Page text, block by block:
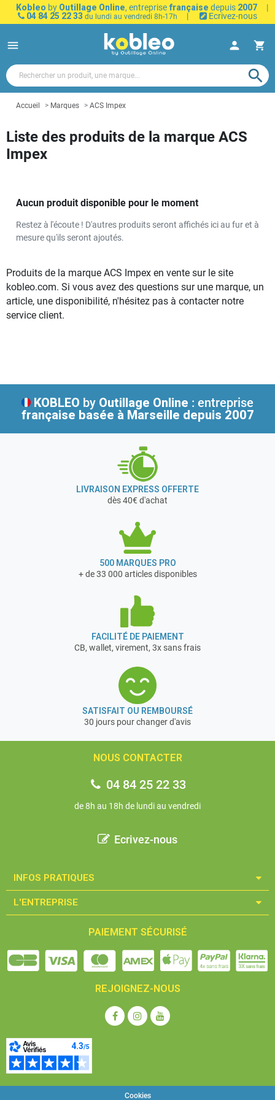
Kobleo by Outillage Online, entreprise française depuis 2007
|
04 84 25 22 33 du lundi au vendredi 8h-17h | Ecrivez-nous
menu person shopping_cart
search
Accueil Marques ACS Impex
Liste des produits de la marque ACS
Impex
Aucun produit disponible pour le moment
Restez à l'écoute ! D'autres produits seront affichés ici au fur et à
mesure qu'ils seront ajoutés.
Produits de la marque ACS Impex en vente sur le site
kobleo.com. Si vous avez des questions sur une marque, un
article, une disponibilité, n'hésitez pas à contacter notre
service client.
KOBLEO by Outillage Online : entreprise
française basée à Marseille depuis 2007
LIVRAISON EXPRESS OFFERTE
dès 40€ d'achat
500 MARQUES PRO
+ de 33 000 articles disponibles
FACILITÉ DE PAIEMENT
CB, wallet, virement, 3x sans frais
SATISFAIT OU REMBOURSÉ
30 jours pour changer d'avis
NOUS CONTACTER
04 84 25 22 33
de 8h au 18h de lundi au vendredi
Ecrivez-nous
INFOS PRATIQUES​
L'ENTREPRISE​
PAIEMENT SÉCURISÉ
REJOIGNEZ-NOUS
Cookies